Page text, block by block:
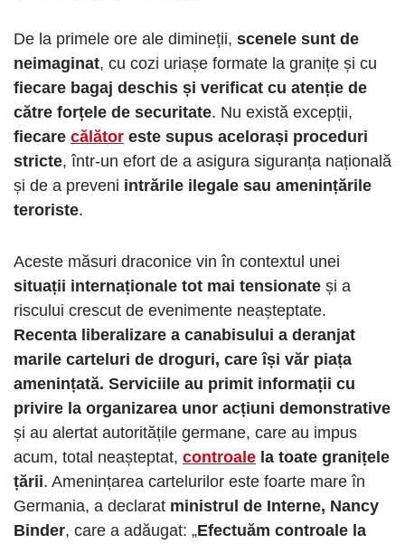
De la primele ore ale dimineții, scenele sunt de
neimaginat, cu cozi uriașe formate la granițe și cu
fiecare bagaj deschis și verificat cu atenție de
către forțele de securitate. Nu există excepții,
fiecare călător este supus acelorași proceduri
stricte, într-un efort de a asigura siguranța națională
și de a preveni intrările ilegale sau amenințările
teroriste.
Aceste măsuri draconice vin în contextul unei
situații internaționale tot mai tensionate și a
riscului crescut de evenimente neașteptate.
Recenta liberalizare a canabisului a deranjat
marile carteluri de droguri, care își văr piața
amenințată. Serviciile au primit informații cu
privire la organizarea unor acțiuni demonstrative
și au alertat autoritățile germane, care au impus
acum, total neașteptat, controale la toate granițele
țării. Amenințarea cartelurilor este foarte mare în
Germania, a declarat ministrul de Interne, Nancy
Binder, care a adăugat: „Efectuăm controale la